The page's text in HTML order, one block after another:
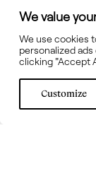
We value
We use cookies
personalized
clicking "Accept
Customize
para recibir